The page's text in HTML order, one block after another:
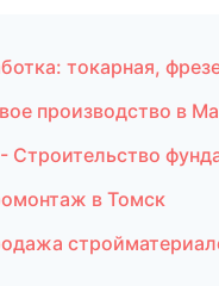
токарная,
производство в
в Томск